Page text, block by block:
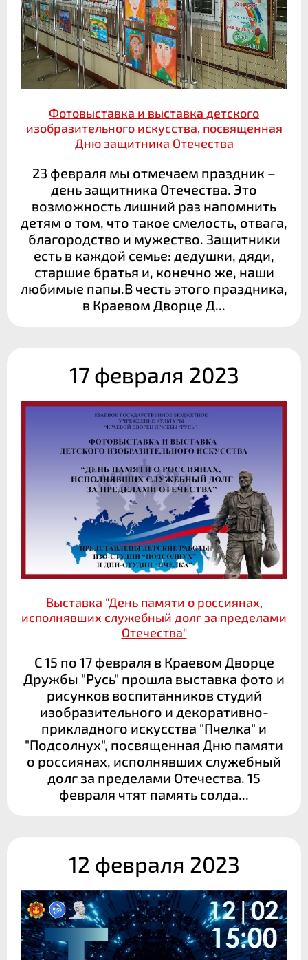
Фотовыставка и выставка детского
изобразительного искусства, посвященная
Дню защитника Отечества
23 февраля мы отмечаем праздник –
день защитника Отечества. Это
возможность лишний раз напомнить
детям о том, что такое смелость, отвага,
благородство и мужество. Защитники
есть в каждой семье: дедушки, дяди,
старшие братья и, конечно же, наши
любимые папы.В честь этого праздника,
в Краевом Дворце Д...
17 февраля 2023
Выставка "День памяти о россиянах,
исполнявших служебный долг за пределами
Отечества"
С 15 по 17 февраля в Краевом Дворце
Дружбы "Русь" прошла выставка фото и
рисунков воспитанников студий
изобразительного и декоративно-
прикладного искусства "Пчелка" и
"Подсолнух", посвященная Дню памяти
о россиянах, исполнявших служебный
долг за пределами Отечества. 15
февраля чтят память солда...
12 февраля 2023